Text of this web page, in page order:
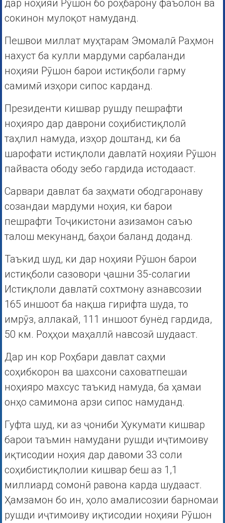
дар ноҳияи Рӯшон бо роҳбарону фаъолон ва
сокинон мулоқот намуданд.
Пешвои миллат муҳтарам Эмомалӣ Раҳмон
нахуст ба кулли мардуми сарбаланди
ноҳияи Рӯшон барои истиқболи гарму
самимӣ изҳори сипос карданд.
Президенти кишвар рушду пешрафти
ноҳияро дар даврони соҳибистиқлолӣ
таҳлил намуда, изҳор доштанд, ки ба
шарофати истиқлоли давлатӣ ноҳияи Рӯшон
пайваста ободу зебо гардида истодааст.
Сарвари давлат ба заҳмати ободгаронаву
созандаи мардуми ноҳия, ки барои
пешрафти Тоҷикистони азизамон саъю
талош мекунанд, баҳои баланд доданд.
Таъкид шуд, ки дар ноҳияи Рӯшон барои
истиқболи сазовори ҷашни 35-солагии
Истиқлоли давлатӣ сохтмону азнавсозии
165 иншоот ба нақша гирифта шуда, то
имрӯз, аллакай, 111 иншоот бунёд гардида,
50 км. Роҳҳои маҳаллӣ навсозӣ шудааст.
Дар ин кор Роҳбари давлат саҳми
соҳибкорон ва шахсони саховатпешаи
ноҳияро махсус таъкид намуда, ба ҳамаи
онҳо самимона арзи сипос намуданд.
Гуфта шуд, ки аз ҷониби Ҳукумати кишвар
барои таъмин намудани рушди иҷтимоиву
иқтисодии ноҳия дар давоми 33 соли
соҳибистиқлолии кишвар беш аз 1,1
миллиард сомонӣ равона карда шудааст.
Ҳамзамон бо ин, ҳоло амалисозии барномаи
рушди иҷтимоиву иқтисодии ноҳияи Рӯшон